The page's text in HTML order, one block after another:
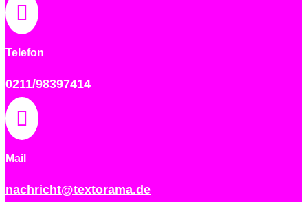

Telefon
0211/98397414

Mail
nachricht@textorama.de